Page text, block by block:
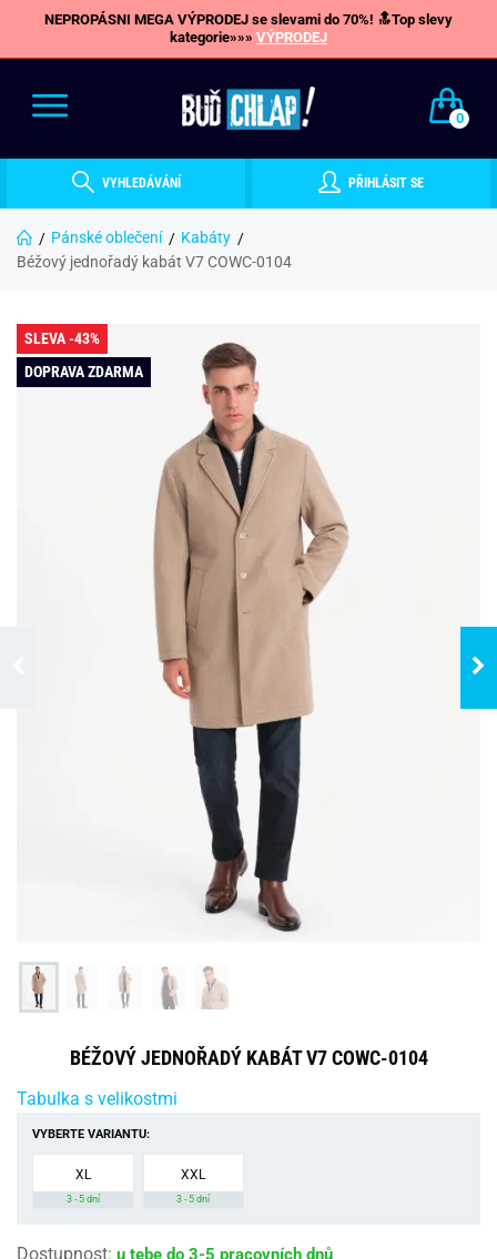
NEPROPÁSNI MEGA VÝPRODEJ se slevami do 70%! 🔝Top slevy
kategorie»»» VÝPRODEJ
0
VYHLEDÁVÁNÍ PŘIHLÁSIT SE
Pánské oblečení
Kabáty
Béžový jednořadý kabát V7 COWC-0104
SLEVA -43%
DOPRAVA ZDARMA
BÉŽOVÝ JEDNOŘADÝ KABÁT V7 COWC-0104
Tabulka s velikostmi
VYBERTE VARIANTU:
XL
3 - 5 dní
XXL
3 - 5 dní
Dostupnost: u tebe do 3-5 pracovních dnů